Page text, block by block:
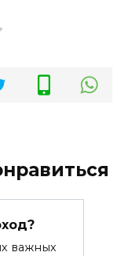
важных